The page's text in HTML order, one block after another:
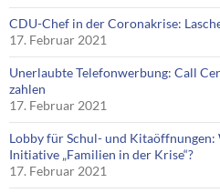
CDU-Chef in der Coronakrise:
17. Februar 2021
Unerlaubte Telefonwerbung: Call
zahlen
17. Februar 2021
Lobby für Schul- und
Initiative „Familien in der Krise“?
17. Februar 2021